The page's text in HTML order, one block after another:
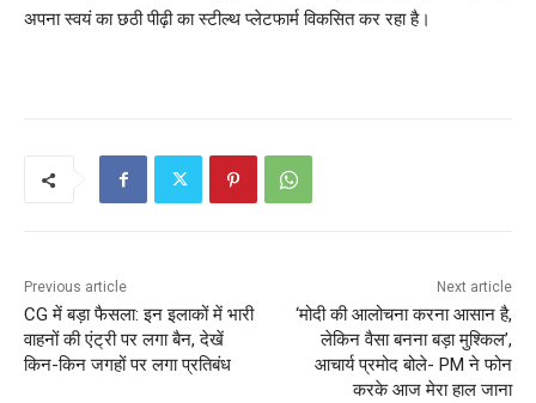
अपना स्वयं का छठी पीढ़ी का स्टील्थ प्लेटफार्म विकसित कर रहा है।
Previous article
CG में बड़ा फैसला: इन इलाकों में भारी
वाहनों की एंट्री पर लगा बैन, देखें
किन-किन जगहों पर लगा प्रतिबंध
Next article
‘मोदी की आलोचना करना आसान है,
लेकिन वैसा बनना बड़ा मुश्किल’,
आचार्य प्रमोद बोले- PM ने फोन
करके आज मेरा हाल जाना